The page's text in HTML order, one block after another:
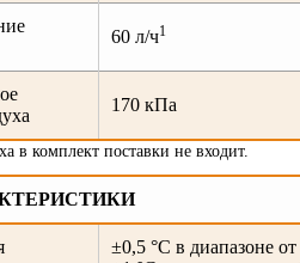
60 л/ч1
170 кПа
в комплект поставки не входит.
±0,5 °С в диапазоне